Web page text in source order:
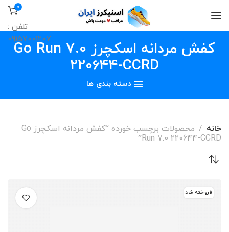
0
تلفن :
09157001207
کفش مردانه اسکچرز Go Run 7.0
220644-CCRD
دسته بندی ها
خانه
محصولات برچسب خورده “کفش مردانه اسکچرز Go
Run 7.0 220644-CCRD”
فروخته شد